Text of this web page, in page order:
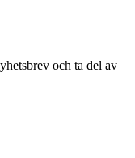
och ta del av